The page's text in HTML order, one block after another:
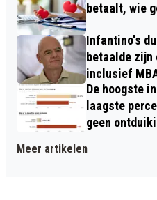
betaalt, wie
Infantino's
betaalde
inclusief
De hoogste
laagste
geen
Meer artikelen